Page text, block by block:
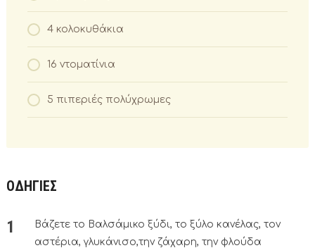
4 κολοκυθάκια
16 ντοματίνια
5 πιπεριές πολύχρωμες
ΟΔΗΓΙΕΣ
Βάζετε το Βαλσάμικο ξύδι, το ξύλο κανέλας, τον
αστέρια, γλυκάνισο,την ζάχαρη, την φλούδα